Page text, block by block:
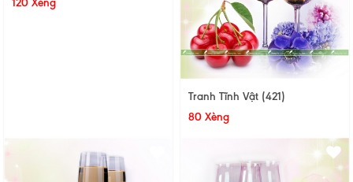
120 Xèng
Tranh Tĩnh Vật (421)
80 Xèng